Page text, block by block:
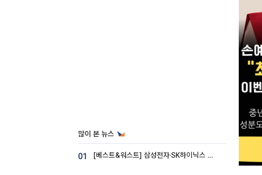
많이 본 뉴스
01 [베스트&워스트] 삼성전자·SK하이닉스 밀린 한 주…상상인증권은 85% 급등